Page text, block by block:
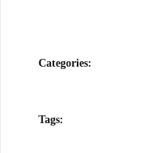
Categories:
Tags: